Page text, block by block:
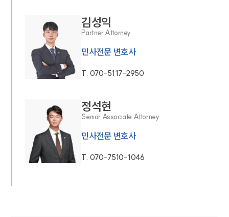
김성익
Partner Attorney
민사전문 변호사
T. 070-5117-2950
정석현
Senior Associate Attorney
민사전문 변호사
T. 070-7510-1046